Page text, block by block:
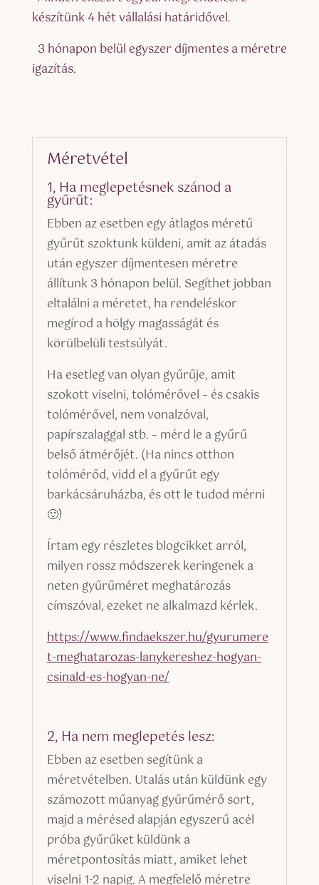
készítünk 4 hét vállalási határidővel.
3 hónapon belül egyszer díjmentes a méretre
igazítás.
Méretvétel
1, Ha meglepetésnek szánod a
gyűrűt:
Ebben az esetben egy átlagos méretű
gyűrűt szoktunk küldeni, amit az átadás
után egyszer díjmentesen méretre
állítunk 3 hónapon belül. Segíthet jobban
eltalálni a méretet, ha rendeléskor
megírod a hölgy magasságát és
körülbelüli testsúlyát.
Ha esetleg van olyan gyűrűje, amit
szokott viselni, tolómérővel – és csakis
tolómérővel, nem vonalzóval,
papírszalaggal stb. – mérd le a gyűrű
belső átmérőjét. (Ha nincs otthon
tolómérőd, vidd el a gyűrűt egy
barkácsáruházba, és ott le tudod mérni
🙂)
Írtam egy részletes blogcikket arról,
milyen rossz módszerek keringenek a
neten gyűrűméret meghatározás
címszóval, ezeket ne alkalmazd kérlek.
https://www.findaekszer.hu/gyurumere
t-meghatarozas-lanykereshez-hogyan-
csinald-es-hogyan-ne/
2, Ha nem meglepetés lesz:
Ebben az esetben segítünk a
méretvételben. Utalás után küldünk egy
számozott műanyag gyűrűmérő sort,
majd a mérésed alapján egyszerű acél
próba gyűrűket küldünk a
méretpontosítás miatt, amiket lehet
viselni 1-2 napig. A megfelelő méretre